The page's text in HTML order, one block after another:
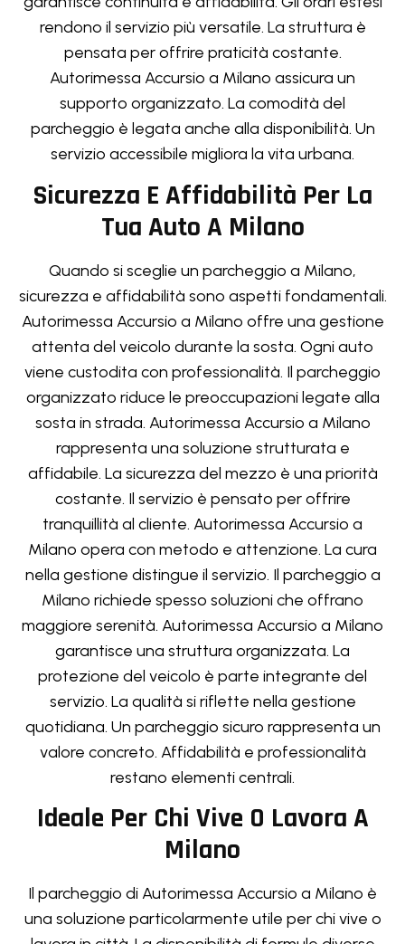
rendono il servizio più versatile. La struttura è
pensata per offrire praticità costante.
Autorimessa Accursio a Milano assicura un
supporto organizzato. La comodità del
parcheggio è legata anche alla disponibilità. Un
servizio accessibile migliora la vita urbana.
Sicurezza E Affidabilità Per La
Tua Auto A Milano
Quando si sceglie un parcheggio a Milano,
sicurezza e affidabilità sono aspetti fondamentali.
Autorimessa Accursio a Milano offre una gestione
attenta del veicolo durante la sosta. Ogni auto
viene custodita con professionalità. Il parcheggio
organizzato riduce le preoccupazioni legate alla
sosta in strada. Autorimessa Accursio a Milano
rappresenta una soluzione strutturata e
affidabile. La sicurezza del mezzo è una priorità
costante. Il servizio è pensato per offrire
tranquillità al cliente. Autorimessa Accursio a
Milano opera con metodo e attenzione. La cura
nella gestione distingue il servizio. Il parcheggio a
Milano richiede spesso soluzioni che offrano
maggiore serenità. Autorimessa Accursio a Milano
garantisce una struttura organizzata. La
protezione del veicolo è parte integrante del
servizio. La qualità si riflette nella gestione
quotidiana. Un parcheggio sicuro rappresenta un
valore concreto. Affidabilità e professionalità
restano elementi centrali.
Ideale Per Chi Vive O Lavora A
Milano
Il parcheggio di Autorimessa Accursio a Milano è
una soluzione particolarmente utile per chi vive o